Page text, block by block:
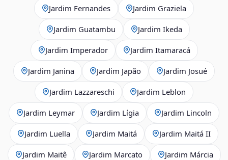
Jardim Fernandes Jardim Graziela
Jardim Guatambu Jardim Ikeda
Jardim Imperador Jardim Itamaracá
Jardim Janina Jardim Japão Jardim Josué
Jardim Lazzareschi Jardim Leblon
Jardim Leymar Jardim Lígia Jardim Lincoln
Jardim Luella Jardim Maitá Jardim Maitá II
Jardim Maitê Jardim Marcato Jardim Márcia